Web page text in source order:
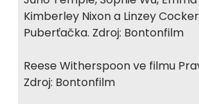
Kimberley Nixon a Linzey
Puberťačka. Zdroj: Bontonfilm
Reese Witherspoon ve filmu
Zdroj: Bontonfilm